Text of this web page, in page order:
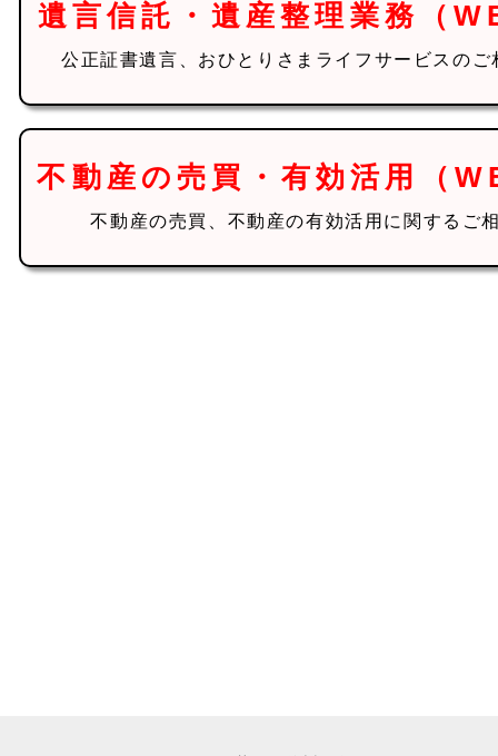
遺言信託・遺産整理業務（
公正証書遺言、おひとりさまライフサービスのご
不動産の売買・有効活用（
不動産の売買、不動産の有効活用に関するご